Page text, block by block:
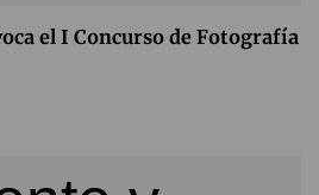
el I Concurso de Fotografía